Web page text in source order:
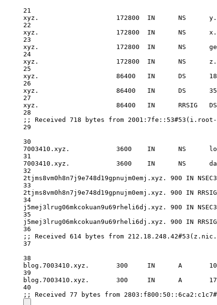
21
xyz. 172800 IN
NS
22
xyz. 172800 IN
NS
23
xyz. 172800 IN
NS
24
xyz. 172800 IN
NS
25
xyz. 86400 IN
      DS
26
xyz. 86400 IN
      DS
27
xyz. 86400 IN
RRSIG
28
;; Received 718 bytes from 2001 :7fe:: 53
29
30
7003410. xyz. 3600 IN
      NS
31
7003410. xyz. 3600 IN
      NS
32
2tjms8vm0h8n7j9e748d19gpnujm0emj.xyz. 900 IN
33
2tjms8vm0h8n7j9e748d19gpnujm0emj.xyz. 900 IN
34
j5mej3lrug06mkcokuan9u69rheli6dj.xyz. 900 IN
35
j5mej3lrug06mkcokuan9u69rheli6dj.xyz. 900 IN
36
;; Received 614 bytes from 212.18 . 248.42
37
38
blog. 7003410. xyz. 300 IN
      A
39
blog. 7003410. xyz. 300 IN
      A
40
;; Received 77 bytes from 2803 :f800: 50 ::6ca2:c1c7